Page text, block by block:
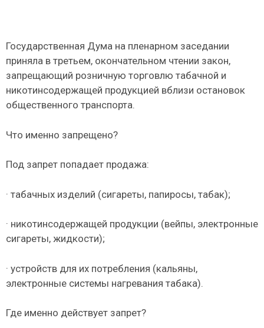
Государственная Дума на пленарном заседании
приняла в третьем, окончательном чтении закон,
запрещающий розничную торговлю табачной и
никотинсодержащей продукцией вблизи остановок
общественного транспорта.
Что именно запрещено?
Под запрет попадает продажа:
· табачных изделий (сигареты, папиросы, табак);
· никотинсодержащей продукции (вейпы, электронные
сигареты, жидкости);
· устройств для их потребления (кальяны,
электронные системы нагревания табака).
Где именно действует запрет?